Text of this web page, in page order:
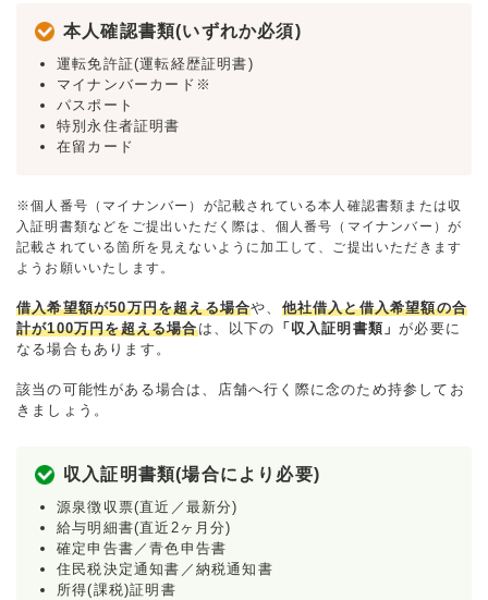
本人確認書類(いずれか必須)
運転免許証(運転経歴証明書)
マイナンバーカード※
パスポート
特別永住者証明書
在留カード
※個人番号（マイナンバー）が記載されている本人確認書類または収
入証明書類などをご提出いただく際は、個人番号（マイナンバー）が
記載されている箇所を見えないように加工して、ご提出いただきます
ようお願いいたします。
借入希望額が50万円を超える場合や、 他社借入と借入希望額の合
計が100万円を超える場合は、以下の 「収入証明書類」が必要に
なる場合もあります。
該当の可能性がある場合は、店舗へ行く際に念のため持参してお
きましょう。
収入証明書類(場合により必要)
源泉徴収票(直近／最新分)
給与明細書(直近2ヶ月分)
確定申告書／青色申告書
住民税決定通知書／納税通知書
所得(課税)証明書